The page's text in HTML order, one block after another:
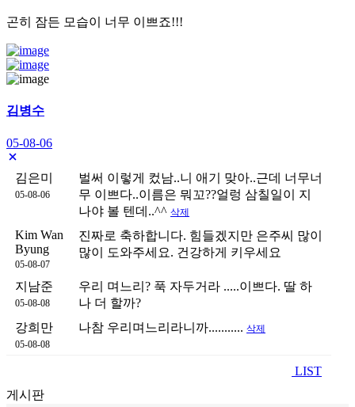
곤히 잠든 모습이 너무 이쁘죠!!!
김병수
05-08-06
김은미
05-08-06
벌써 이렇게 컸남..니 애기 맞아..근데 너무너
무 이쁘다..이름은 뭐꼬??얼렁 삼칠일이 지
나야 볼 텐데..^^ 삭제
Kim Wan
Byung
05-08-07
진짜로 축하합니다. 힘들겠지만 은주씨 많이
많이 도와주세요. 건강하게 키우세요
지남준
05-08-08
우리 며느리? 푹 자두거라 .....이쁘다. 딸 하
나 더 할까?
강희만
05-08-08
나참 우리며느리라니까........... 삭제
LIST
게시판